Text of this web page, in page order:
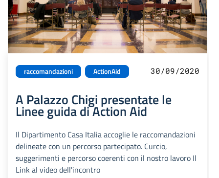
raccomandazioni ActionAid 30/09/2020
A Palazzo Chigi presentate le
Linee guida di Action Aid
Il Dipartimento Casa Italia accoglie le raccomandazioni
delineate con un percorso partecipato. Curcio,
suggerimenti e percorso coerenti con il nostro lavoro Il
Link al video dell'incontro